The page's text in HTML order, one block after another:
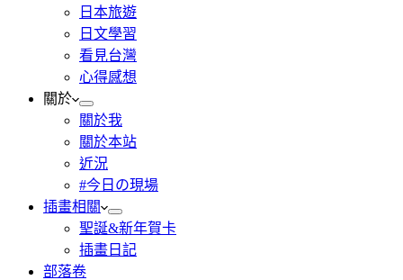
日本旅遊
日文學習
看見台灣
心得感想
關於
關於我
關於本站
近況
#今日の現場
插畫相關
聖誕&新年賀卡
插畫日記
部落卷